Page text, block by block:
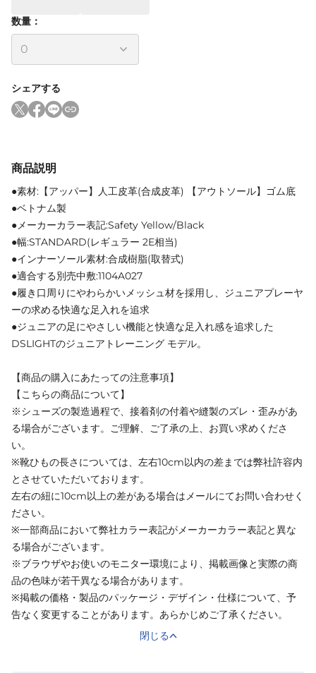
数量：
シェアする
商品説明
●素材:【アッパー】人工皮革(合成皮革) 【アウトソール】ゴム底
●ベトナム製
●メーカーカラー表記:Safety Yellow/Black
●幅:STANDARD(レギュラー 2E相当)
●インナーソール素材:合成樹脂(取替式)
●適合する別売中敷:1104A027
●履き口周りにやわらかいメッシュ材を採用し、ジュニアプレーヤ
ーの求める快適な足入れを追求
●ジュニアの足にやさしい機能と快適な足入れ感を追求した
DSLIGHTのジュニアトレーニング モデル。
【商品の購入にあたっての注意事項】
【こちらの商品について】
※シューズの製造過程で、接着剤の付着や縫製のズレ・歪みがあ
る場合がございます。ご理解、ご了承の上、お買い求めくださ
い。
※靴ひもの長さについては、左右10cm以内の差までは弊社許容内
とさせていただいております。
左右の紐に10cm以上の差がある場合はメールにてお問い合わせく
ださい。
※一部商品において弊社カラー表記がメーカーカラー表記と異な
る場合がございます。
※ブラウザやお使いのモニター環境により、掲載画像と実際の商
品の色味が若干異なる場合があります。
※掲載の価格・製品のパッケージ・デザイン・仕様について、予
告なく変更することがあります。あらかじめご了承ください。
閉じる